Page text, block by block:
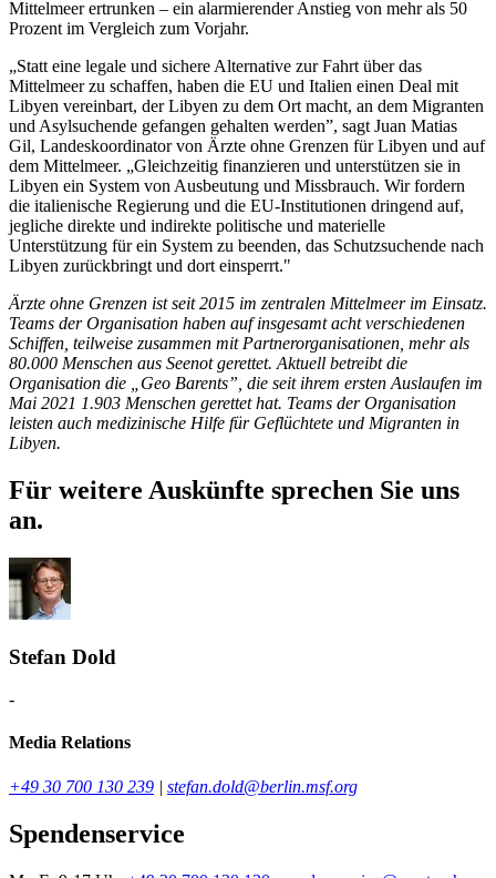
Mittelmeer ertrunken – ein alarmierender Anstieg von mehr als 50
Prozent im Vergleich zum Vorjahr.
„Statt eine legale und sichere Alternative zur Fahrt über das
Mittelmeer zu schaffen, haben die EU und Italien einen Deal mit
Libyen vereinbart, der Libyen zu dem Ort macht, an dem Migranten
und Asylsuchende gefangen gehalten werden”, sagt Juan Matias
Gil, Landeskoordinator von Ärzte ohne Grenzen für Libyen und auf
dem Mittelmeer. „Gleichzeitig finanzieren und unterstützen sie in
Libyen ein System von Ausbeutung und Missbrauch. Wir fordern
die italienische Regierung und die EU-Institutionen dringend auf,
jegliche direkte und indirekte politische und materielle
Unterstützung für ein System zu beenden, das Schutzsuchende nach
Libyen zurückbringt und dort einsperrt."
Ärzte ohne Grenzen ist seit 2015 im zentralen Mittelmeer im Einsatz.
Teams der Organisation haben auf insgesamt acht verschiedenen
Schiffen, teilweise zusammen mit Partnerorganisationen, mehr als
80.000 Menschen aus Seenot gerettet. Aktuell betreibt die
Organisation die „Geo Barents”, die seit ihrem ersten Auslaufen im
Mai 2021 1.903 Menschen gerettet hat. Teams der Organisation
leisten auch medizinische Hilfe für Geflüchtete und Migranten in
Libyen.
Für weitere Auskünfte sprechen Sie uns
an.
Stefan Dold
-
Media Relations
+49 30 700 130 239 | stefan.dold@berlin.msf.org
Spendenservice